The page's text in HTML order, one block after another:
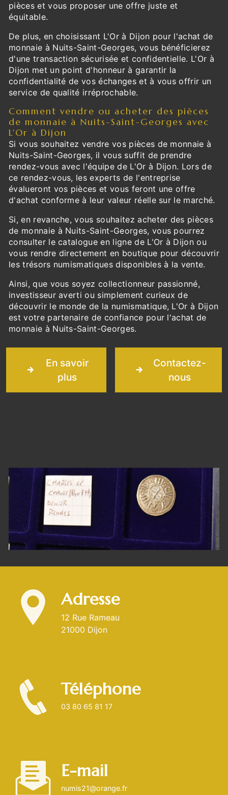
pièces et vous proposer une offre juste et
équitable.
De plus, en choisissant L'Or à Dijon pour l'achat de
monnaie à Nuits-Saint-Georges, vous bénéficierez
d'une transaction sécurisée et confidentielle. L'Or à
Dijon met un point d'honneur à garantir la
confidentialité de vos échanges et à vous offrir un
service de qualité irréprochable.
Comment vendre ou acheter des pièces
de monnaie à Nuits-Saint-Georges avec
L'Or à Dijon
Si vous souhaitez vendre vos pièces de monnaie à
Nuits-Saint-Georges, il vous suffit de prendre
rendez-vous avec l'équipe de L'Or à Dijon. Lors de
ce rendez-vous, les experts de l'entreprise
évalueront vos pièces et vous feront une offre
d'achat conforme à leur valeur réelle sur le marché.
Si, en revanche, vous souhaitez acheter des pièces
de monnaie à Nuits-Saint-Georges, vous pourrez
consulter le catalogue en ligne de L'Or à Dijon ou
vous rendre directement en boutique pour découvrir
les trésors numismatiques disponibles à la vente.
Ainsi, que vous soyez collectionneur passionné,
investisseur averti ou simplement curieux de
découvrir le monde de la numismatique, L'Or à Dijon
est votre partenaire de confiance pour l'achat de
monnaie à Nuits-Saint-Georges.
En savoir
plus
Contactez-
nous
Adresse
12 Rue Rameau
21000 Dijon
Téléphone
03 80 65 81 17
E-mail
numis21@orange.fr